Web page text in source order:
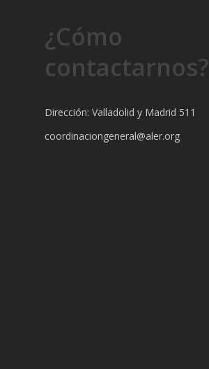
¿Cómo
contactarnos?
Dirección: Valladolid y Madrid 511
coordinaciongeneral@aler.org